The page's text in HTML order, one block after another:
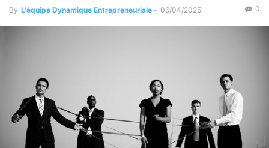
By L'équipe Dynamique Entrepreneuriale - 06/04/2025 0